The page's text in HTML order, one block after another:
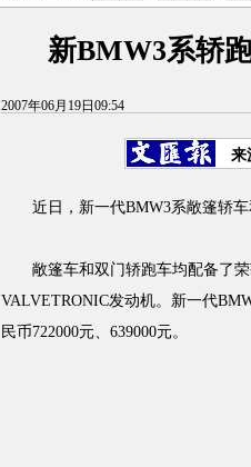
新BMW3系轿
2007年06月19日09:54
来
近日，新一代BMW3系敞篷轿车
敞篷车和双门轿跑车均配备了荣
VALVETRONIC发动机。新一代
民币722000元、639000元。